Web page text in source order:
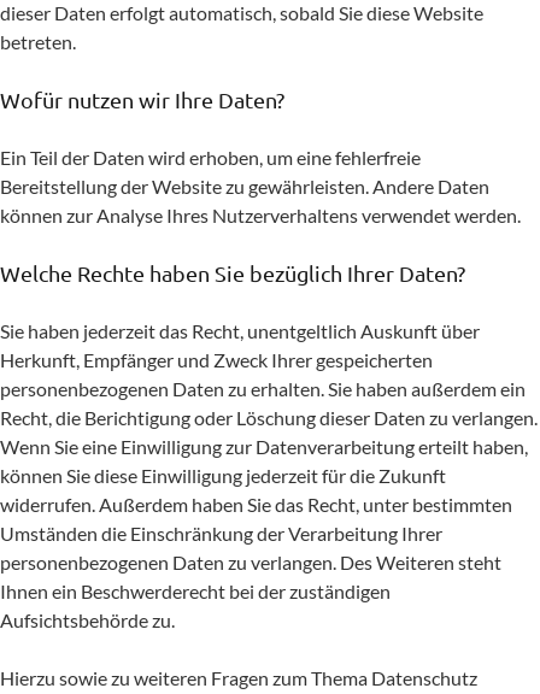
dieser Daten erfolgt automatisch, sobald Sie diese Website
betreten.
Wofür nutzen wir Ihre Daten?
Ein Teil der Daten wird erhoben, um eine fehlerfreie
Bereitstellung der Website zu gewährleisten. Andere Daten
können zur Analyse Ihres Nutzerverhaltens verwendet werden.
Welche Rechte haben Sie bezüglich Ihrer Daten?
Sie haben jederzeit das Recht, unentgeltlich Auskunft über
Herkunft, Empfänger und Zweck Ihrer gespeicherten
personenbezogenen Daten zu erhalten. Sie haben außerdem ein
Recht, die Berichtigung oder Löschung dieser Daten zu verlangen.
Wenn Sie eine Einwilligung zur Datenverarbeitung erteilt haben,
können Sie diese Einwilligung jederzeit für die Zukunft
widerrufen. Außerdem haben Sie das Recht, unter bestimmten
Umständen die Einschränkung der Verarbeitung Ihrer
personenbezogenen Daten zu verlangen. Des Weiteren steht
Ihnen ein Beschwerderecht bei der zuständigen
Aufsichtsbehörde zu.
Hierzu sowie zu weiteren Fragen zum Thema Datenschutz